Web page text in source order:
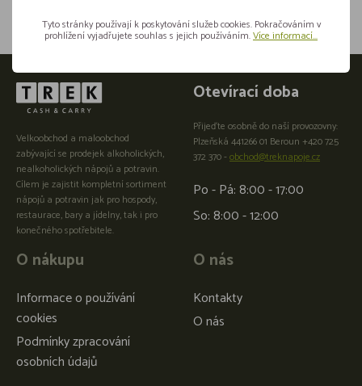
Velkoobchod a maloobchod
zabývající se prodejek alkoholických,
nealkoholických nápojů a potravin.
Cílem je zajistit kompletní sortiment
nápojů a potravin jak pro hospody,
restaurace, bary a jídelny, tak i pro
konečného spotřebitele.
O nákupu
Informace o používání
cookies
Podmínky zpracování
osobních údajů
O nás
Kontakty
O nás
Otevírací doba
Přijeďte osobně do naší provozovny:
Plzeňská 441266 01 Beroun +420 725
372 370 -obchod@treknapoje.cz
Po - Pá: 8:00 - 17:00
So: 8:00 - 12:00
Tyto stránky používají k poskytování služeb cookies. Pokračováním v
prohlížení vyjadřujete souhlas s jejich používáním.Více informací...